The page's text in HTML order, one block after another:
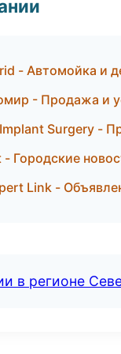
- Автомойка и
- Продажа и
Surgery -
- Городские
Link -
в регионе